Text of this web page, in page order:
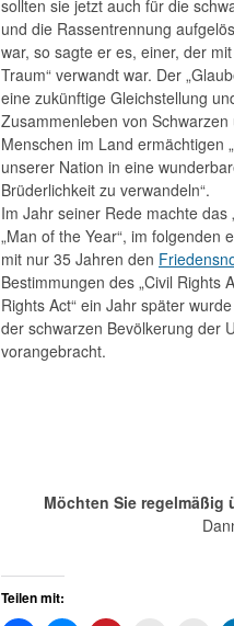
sollten sie jetzt auch für die
und die Rassentrennung
war, so sagte er es, einer, der
Traum“ verwandt war. Der
eine zukünftige Gleichstellung
Zusammenleben von
Menschen im Land ermächtigen
unserer Nation in eine
Brüderlichkeit zu verwandeln“.
Im Jahr seiner Rede machte das
„Man of the Year“, im folgenden
mit nur 35 Jahren den
Bestimmungen des „Civil Rights
Rights Act“ ein Jahr später
der schwarzen Bevölkerung der
vorangebracht.
Möchten Sie regelmäßig
Teilen mit: